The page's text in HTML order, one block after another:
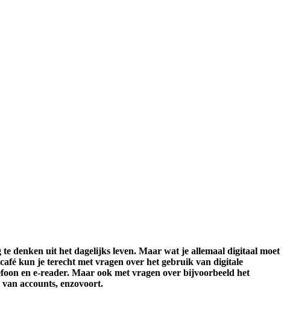
denken uit het dagelijks leven. Maar wat je allemaal digitaal moet
kun je terecht met vragen over het gebruik van digitale
en e-reader. Maar ook met vragen over bijvoorbeeld het
accounts, enzovoort.